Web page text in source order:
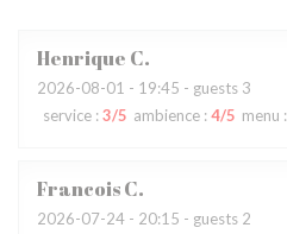
Henrique C
2026-08-01 - 19:45 - guests 3
service : 3/5 ambience : 4/5 menu :
FrancoisC
2026-07-24 - 20:15 - guests 2